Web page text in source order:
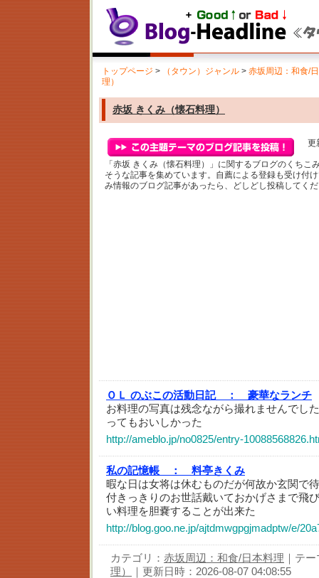
トップページ > （タウン）ジャンル > 赤坂周辺：和食/
理）
赤坂 きくみ（懐石料理）
更
「赤坂 きくみ（懐石料理）」に関するブログのくちこ
そうな記事を集めています。自薦による登録も受け付
み情報のブログ記事があったら、どしどし投稿してく
ＯＬ のぶこの活動日記 ：
豪華なランチ
お料理の写真は残念ながら撮れませんでし
ってもおいしかった
http://ameblo.jp/no0825/entry-
私の記憶帳 ：
料亭きくみ
暇な日は女将は休むものだが何故か玄関で
付きっきりのお世話戴いておかげさまで飛
い料理を胆嚢することが出来た
http://blog.goo.ne.jp/ajtdmwgpgjmadptw/e/
カテゴリ： 赤坂周辺：和食/日本料理 ｜テ
理）
｜更新日時：2026-08-07 04:08:55